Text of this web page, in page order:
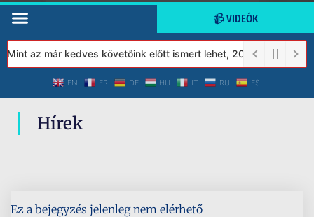
📹 VIDEÓK
az már kedves követőink előtt ismert lehet, 2023-tól a
EN FR DE HU IT RU ES
Hírek
Ez a bejegyzés jelenleg nem elérhető